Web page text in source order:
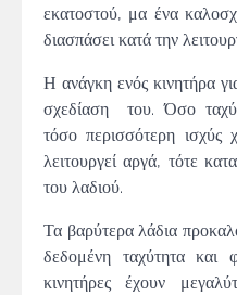
εκατοστού, μα ένα
διασπάσει κατά την
Η ανάγκη ενός κινητήρα
σχεδίαση του. Όσο
τόσο περισσότερη ισχύς
λειτουργεί αργά, τότε
του λαδιού.
Τα βαρύτερα λάδια
δεδομένη ταχύτητα και
κινητήρες έχουν